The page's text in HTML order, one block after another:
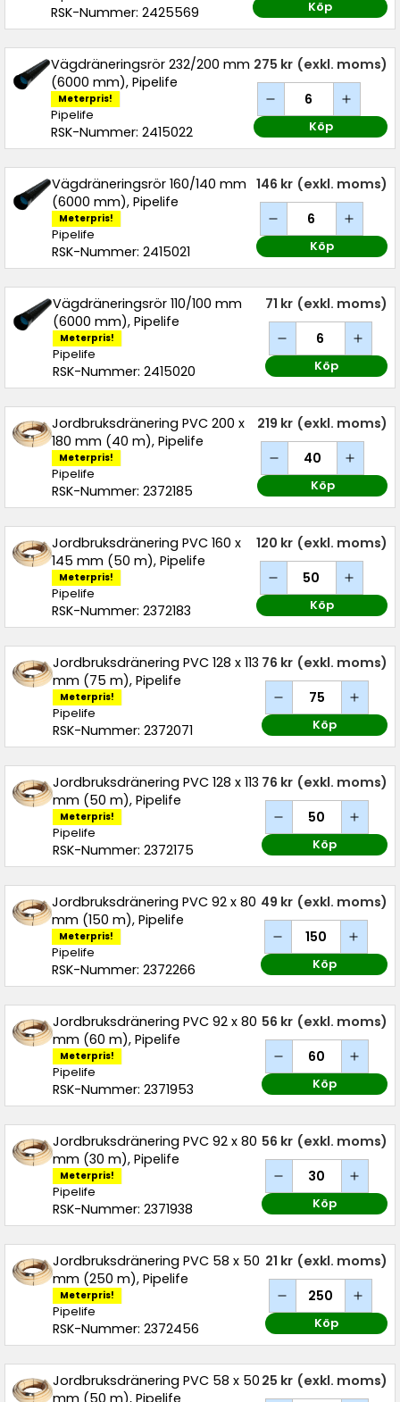
RSK-Nummer: 2425569 Köp
Vägdräneringsrör 232/200 mm
(6000 mm), Pipelife
Meterpris!
Pipelife
RSK-Nummer: 2415022
275 kr (exkl. moms)
Köp
Vägdräneringsrör 160/140 mm
(6000 mm), Pipelife
Meterpris!
Pipelife
RSK-Nummer: 2415021
146 kr (exkl. moms)
Köp
Vägdräneringsrör 110/100 mm
(6000 mm), Pipelife
Meterpris!
Pipelife
RSK-Nummer: 2415020
71 kr (exkl. moms)
Köp
Jordbruksdränering PVC 200 x
180 mm (40 m), Pipelife
Meterpris!
Pipelife
RSK-Nummer: 2372185
219 kr (exkl. moms)
Köp
Jordbruksdränering PVC 160 x
145 mm (50 m), Pipelife
Meterpris!
Pipelife
RSK-Nummer: 2372183
120 kr (exkl. moms)
Köp
Jordbruksdränering PVC 128 x 113
mm (75 m), Pipelife
Meterpris!
Pipelife
RSK-Nummer: 2372071
76 kr (exkl. moms)
Köp
Jordbruksdränering PVC 128 x 113
mm (50 m), Pipelife
Meterpris!
Pipelife
RSK-Nummer: 2372175
76 kr (exkl. moms)
Köp
Jordbruksdränering PVC 92 x 80
mm (150 m), Pipelife
Meterpris!
Pipelife
RSK-Nummer: 2372266
49 kr (exkl. moms)
Köp
Jordbruksdränering PVC 92 x 80
mm (60 m), Pipelife
Meterpris!
Pipelife
RSK-Nummer: 2371953
56 kr (exkl. moms)
Köp
Jordbruksdränering PVC 92 x 80
mm (30 m), Pipelife
Meterpris!
Pipelife
RSK-Nummer: 2371938
56 kr (exkl. moms)
Köp
Jordbruksdränering PVC 58 x 50
mm (250 m), Pipelife
Meterpris!
Pipelife
RSK-Nummer: 2372456
21 kr (exkl. moms)
Köp
Jordbruksdränering PVC 58 x 50
mm (50 m), Pipelife
25 kr (exkl. moms)